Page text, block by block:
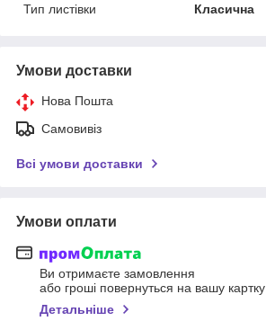
Тип листівки
Класична
Умови доставки
Нова Пошта
Самовивіз
Всі умови доставки
Умови оплати
Ви отримаєте замовлення
або гроші повернуться на вашу картку
Детальніше